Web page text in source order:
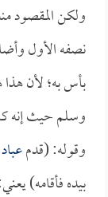
ولكن المقصود
نصفه الأول
بأس به؛ لأن
وسلم حيث إنه
وقوله: (قدم
بيده فأقامه)